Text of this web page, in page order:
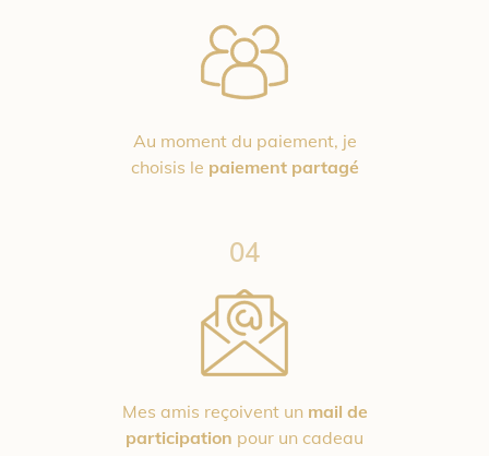
Au moment du paiement, je
choisis le paiement partagé
04
Mes amis reçoivent un mail de
participation pour un cadeau